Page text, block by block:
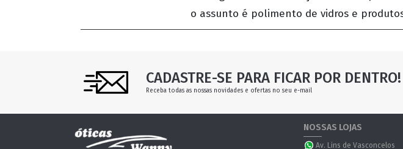
o assunto é polimento de vidros e
CADASTRE-SE PARA FICAR POR DENTRO!
Receba todas as nossas novidades e ofertas no seu e-mail
NOSSAS LOJAS
Av. Lins de Vasconcelos